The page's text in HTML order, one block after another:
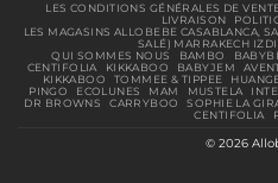
LES CONDITIONS GÉNÉRALES DE VENTE
LIVRAISON
LES MAGASINS ALLOBEBE CASABLANCA,
SALÉ) MARRAKECH
QUI SOMMES NOUS
BAMBO
CENTIFOLIA
KIKKABOO BABYJEM
KIKKABOO
TOMMEE & TIPPEE
PINGO
ECOLUNES MAM MUSTELA
DR BROWNS
CARRYBOO SOPHIE LA
CENTIFOLIA
© 2026